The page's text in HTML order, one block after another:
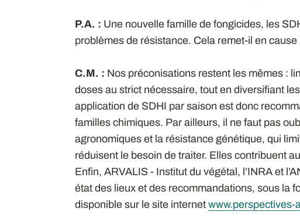
P.A. : Une nouvelle famille de fongicides, les
problèmes de résistance. Cela remet-il en
C.M. : Nos préconisations restent les mêmes :
doses au strict nécessaire, tout en diversifiant
application de SDHI par saison est donc
familles chimiques. Par ailleurs, il ne faut pas
agronomiques et la résistance génétique, qui
réduisent le besoin de traiter. Elles contribuent
Enfin, ARVALIS - Institut du végétal, l’INRA et
état des lieux et des recommandations, sous la
disponible sur le site internet www.perspectives-